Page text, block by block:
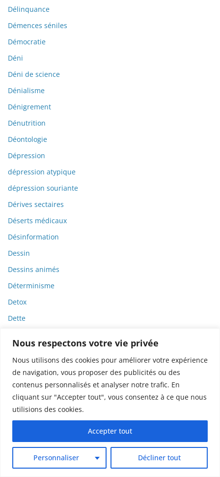
Nous respectons votre vie privée
Nous utilisons des cookies pour améliorer votre expérience
de navigation, vous proposer des publicités ou des
contenus personnalisés et analyser notre trafic. En
cliquant sur "Accepter tout", vous consentez à ce que nous
utilisions des cookies.
Personnaliser Décliner tout
Accepter tout
Délinquance
Démences séniles
Démocratie
Déni
Déni de science
Dénialisme
Dénigrement
Dénutrition
Déontologie
Dépression
dépression atypique
dépression souriante
Dérives sectaires
Déserts médicaux
Désinformation
Dessin
Dessins animés
Déterminisme
Detox
Dette
Diabète
Diagnostic
Diffamation